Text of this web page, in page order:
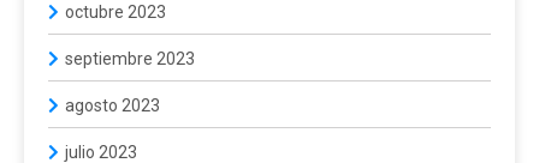
octubre 2023
septiembre 2023
agosto 2023
julio 2023